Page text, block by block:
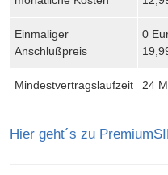
Einmaliger
Anschlußpreis
0
Mindestvertragslaufzeit 24
Hier geht´s zu